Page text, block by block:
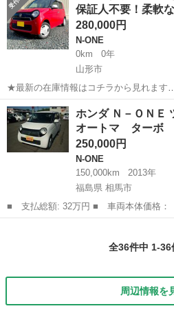
保証人不要！柔軟
280,000円
N-ONE
0km
0年
山形市
★最新の在庫情報はコチラから見れます
https://ristaoshuiwate.wixsite.com/my-site ✔ 過去に支払の延滞があ
✔ 債務整理の経験がある ✔ 勤続年数が
山形 山形市 N-ONE
ホンダ Ｎ－ＯＮＥ
オートマ ターボ
250,000円
N-ONE
150,000km
2013年
福島県 相馬市
■ 支払総額: 32万円 ■ 車両本体価格： 250,000 円 ■ メーカー
名： ホンダ ■ 車種名： Ｎ－ＯＮＥ
全36件中 1-36
周辺情報を